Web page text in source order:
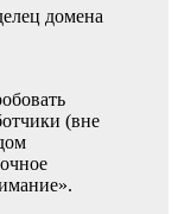
домена
(вне